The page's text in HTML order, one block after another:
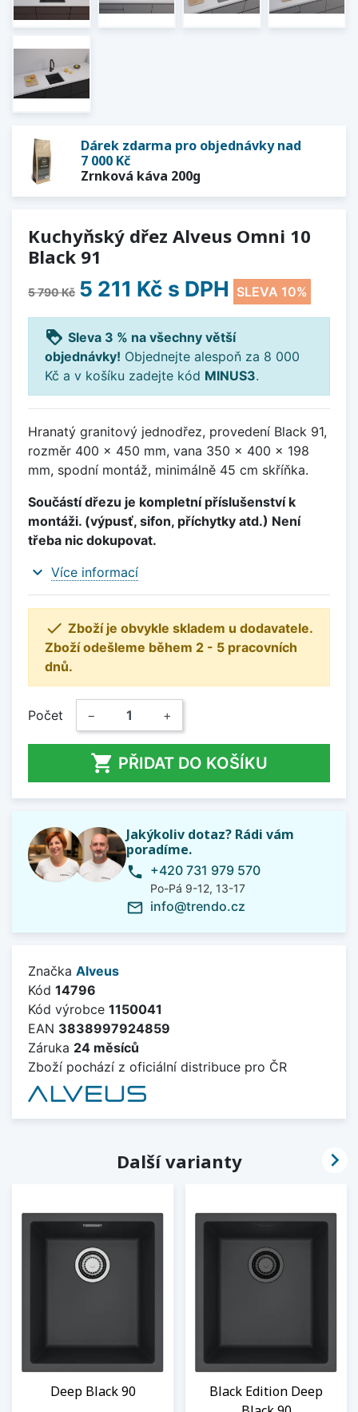
Dárek zdarma pro objednávky nad
7 000 Kč
Zrnková káva 200g
Kuchyňský dřez Alveus Omni 10
Black 91
5 790 Kč 5 211 Kč s DPH SLEVA 10%
loyalty Sleva 3 % na všechny větší
objednávky! Objednejte alespoň za 8 000
Kč a v košíku zadejte kód MINUS3.
Hranatý granitový jednodřez, provedení Black 91,
rozměr 400 x 450 mm, vana 350 x 400 x 198
mm, spodní montáž, minimálně 45 cm skříňka.
Součástí dřezu je kompletní příslušenství k
montáži. (výpusť, sifon, příchytky atd.) Není
třeba nic dokupovat.
expand_more Více informací
 Zboží je obvykle skladem u dodavatele.
Zboží odešleme během 2 - 5 pracovních
dnů.
Počet − +
 PŘIDAT DO KOŠÍKU
Jakýkoliv dotaz? Rádi vám
poradíme.
phone +420 731 979 570
Po-Pá 9-12, 13-17
mail_outline info@trendo.cz
Značka Alveus
Kód 14796
Kód výrobce 1150041
EAN 3838997924859
Záruka 24 měsíců
Zboží pochází z oficiální distribuce pro ČR
Další varianty
Deep Black 90
Black Edition Deep
